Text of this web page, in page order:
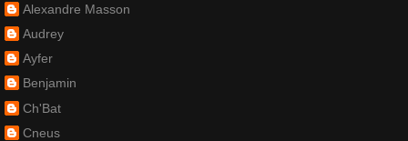
Alexandre Masson
Audrey
Ayfer
Benjamin
Ch'Bat
Cneus